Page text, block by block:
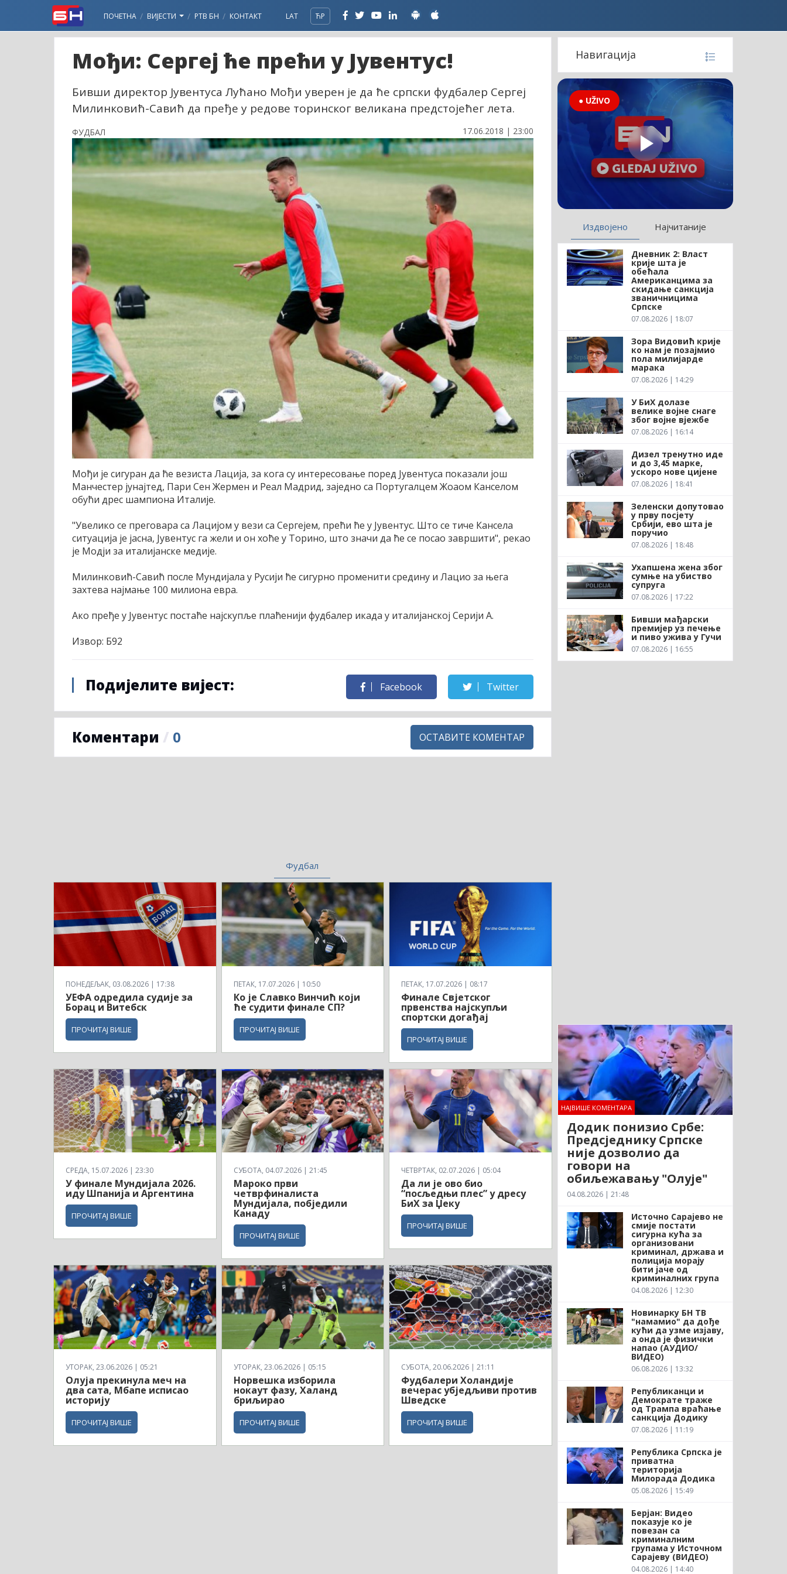
ПОЧЕТНА ВИЈЕСТИ РТВ БН КОНТАКТ LAT ЋР
Мођи: Сергеј ће прећи у Јувентус!
Бивши директор Јувентуса Лућано Мођи уверен је да ће српски фудбалер Сергеј
Милинковић-Савић да пређе у редове торинског великана предстојећег лета.
ФУДБАЛ 17.06.2018 | 23:00
Мођи је сигуран да ће везиста Лација, за кога су интересовање поред Јувентуса показали још
Манчестер јунајтед, Пари Сен Жермен и Реал Мадрид, заједно са Португалцем Жоаом Канселом
обући дрес шампиона Италије.
"Увелико се преговара са Лацијом у вези са Сергејем, прећи ће у Јувентус. Што се тиче Кансела
ситуација је јасна, Јувентус га жели и он хоће у Торино, што значи да ће се посао завршити", рекао
је Модји за италијанске медије.
Милинковић-Савић после Мундијала у Русији ће сигурно променити средину и Лацио за њега
захтева најмање 100 милиона евра.
Ако пређе у Јувентус постаће најскупље плаћенији фудбалер икада у италијанској Серији А.
Извор: Б92
Подијелите вијест: Facebook Twitter
Коментари / 0 ОСТАВИТЕ КОМЕНТАР
Фудбал
ПОНЕДЕЉАК, 03.08.2026 | 17:38
УЕФА одредила судије за
Борац и Витебск
ПРОЧИТАЈ ВИШЕ
ПЕТАК, 17.07.2026 | 10:50
Ко је Славко Винчић који
ће судити финале СП?
ПРОЧИТАЈ ВИШЕ
ПЕТАК, 17.07.2026 | 08:17
Финале Свјетског
првенства најскупљи
спортски догађај
ПРОЧИТАЈ ВИШЕ
СРЕДА, 15.07.2026 | 23:30
У финале Мундијала 2026.
иду Шпанија и Аргентина
ПРОЧИТАЈ ВИШЕ
СУБОТА, 04.07.2026 | 21:45
Мароко први
четврфиналиста
Мундијала, побједили
Канаду
ПРОЧИТАЈ ВИШЕ
ЧЕТВРТАК, 02.07.2026 | 05:04
Да ли је ово био
“посљедњи плес” у дресу
БиХ за Џеку
ПРОЧИТАЈ ВИШЕ
УТОРАК, 23.06.2026 | 05:21
Олуја прекинула меч на
два сата, Мбапе исписао
историју
ПРОЧИТАЈ ВИШЕ
УТОРАК, 23.06.2026 | 05:15
Норвешка изборила
нокаут фазу, Халанд
бриљирао
ПРОЧИТАЈ ВИШЕ
СУБОТА, 20.06.2026 | 21:11
Фудбалери Холандије
вечерас убједљиви против
Шведске
ПРОЧИТАЈ ВИШЕ
Навигација
● UŽIVO
Издвојено Најчитаније
Дневник 2: Власт
крије шта је
обећала
Американцима за
скидање санкција
званичницима
Српске
07.08.2026 | 18:07
Зора Видовић крије
ко нам је позајмио
пола милијарде
марака
07.08.2026 | 14:29
У БиХ долазе
велике војне снаге
због војне вјежбе
07.08.2026 | 16:14
Дизел тренутно иде
и до 3,45 марке,
ускоро нове цијене
07.08.2026 | 18:41
Зеленски допутовао
у прву посјету
Србији, ево шта је
поручио
07.08.2026 | 18:48
Ухапшена жена због
сумње на убиство
супруга
07.08.2026 | 17:22
Бивши мађарски
премијер уз печење
и пиво ужива у Гучи
07.08.2026 | 16:55
НАЈВИШЕ КОМЕНТАРА
Додик понизио Србе:
Предсједнику Српске
није дозволио да
говори на
обиљежавању "Олује"
04.08.2026 | 21:48
Источно Сарајево не
смије постати
сигурна кућа за
организовани
криминал, држава и
полиција морају
бити јаче од
криминалних група
04.08.2026 | 12:30
Новинарку БН ТВ
"намамио" да дође
кући да узме изјаву,
а онда је физички
напао (АУДИО/
ВИДЕО)
06.08.2026 | 13:32
Републиканци и
Демократе траже
од Трампа враћање
санкција Додику
07.08.2026 | 11:19
Република Српска је
приватна
територија
Милорада Додика
05.08.2026 | 15:49
Берјан: Видео
показује ко је
повезан са
криминалним
групама у Источном
Сарајеву (ВИДЕО)
04.08.2026 | 14:40